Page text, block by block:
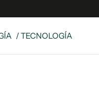
/ TECNOLOGÍA